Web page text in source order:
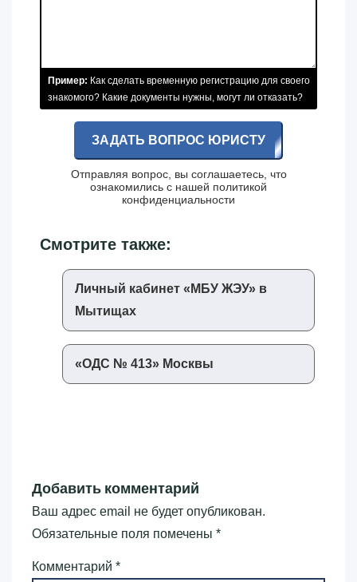
Пример: Как сделать временную регистрацию для своего
знакомого? Какие документы нужны, могут ли отказать?
ЗАДАТЬ ВОПРОС ЮРИСТУ
Отправляя вопрос, вы соглашаетесь, что
ознакомились с нашей политикой
конфиденциальности
Смотрите также:
Личный кабинет «‎МБУ ЖЭУ»‎ в
Мытищах
«‎ОДС № 413»‎ Москвы
Добавить комментарий
Ваш адрес email не будет опубликован.
Обязательные поля помечены *
Комментарий *